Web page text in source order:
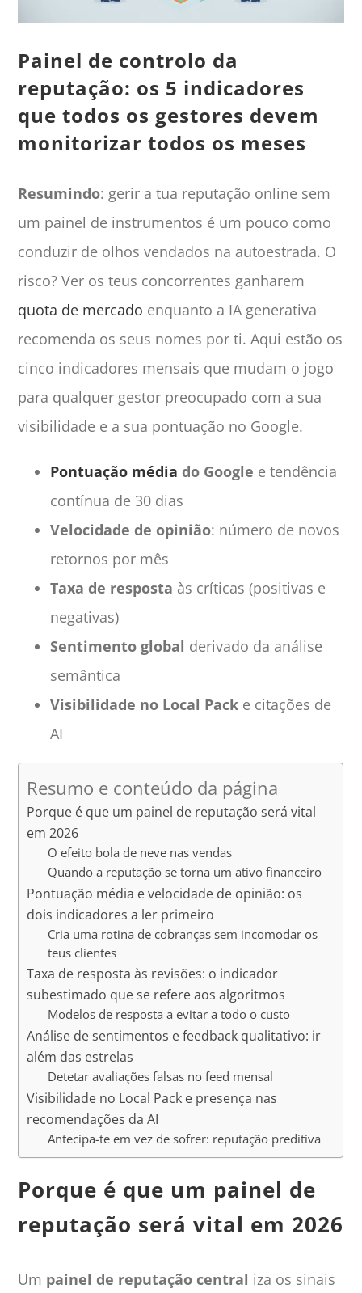
Painel de controlo da
reputação: os 5 indicadores
que todos os gestores devem
monitorizar todos os meses
Resumindo: gerir a tua reputação online sem
um painel de instrumentos é um pouco como
conduzir de olhos vendados na autoestrada. O
risco? Ver os teus concorrentes ganharem
quota de mercado enquanto a IA generativa
recomenda os seus nomes por ti. Aqui estão os
cinco indicadores mensais que mudam o jogo
para qualquer gestor preocupado com a sua
visibilidade e a sua pontuação no Google.
Pontuação média do Google e tendência
contínua de 30 dias
Velocidade de opinião: número de novos
retornos por mês
Taxa de resposta às críticas (positivas e
negativas)
Sentimento global derivado da análise
semântica
Visibilidade no Local Pack e citações de
AI
Resumo e conteúdo da página
Porque é que um painel de reputação será vital
em 2026
O efeito bola de neve nas vendas
Quando a reputação se torna um ativo financeiro
Pontuação média e velocidade de opinião: os
dois indicadores a ler primeiro
Cria uma rotina de cobranças sem incomodar os
teus clientes
Taxa de resposta às revisões: o indicador
subestimado que se refere aos algoritmos
Modelos de resposta a evitar a todo o custo
Análise de sentimentos e feedback qualitativo: ir
além das estrelas
Detetar avaliações falsas no feed mensal
Visibilidade no Local Pack e presença nas
recomendações da AI
Antecipa-te em vez de sofrer: reputação preditiva
Porque é que um painel de
reputação será vital em 2026
Um painel de reputação central iza os sinais